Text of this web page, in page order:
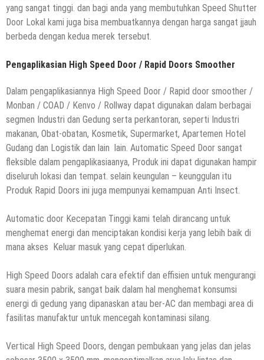
yang sangat tinggi. dan bagi anda yang membutuhkan Speed Shutter
Door Lokal kami juga bisa membuatkannya dengan harga sangat jjauh
berbeda dengan kedua merek tersebut.
Pengaplikasian High Speed Door / Rapid Doors Smoother
Dalam pengaplikasiannya High Speed Door / Rapid door smoother /
Monban / COAD / Kenvo / Rollway dapat digunakan dalam berbagai
segmen Industri dan Gedung serta perkantoran, seperti Industri
makanan, Obat-obatan, Kosmetik, Supermarket, Apartemen Hotel
Gudang dan Logistik dan lain lain. Automatic Speed Door sangat
fleksible dalam pengaplikasiaanya, Produk ini dapat digunakan hampir
diseluruh lokasi dan tempat. selain keungulan – keunggulan itu
Produk Rapid Doors ini juga mempunyai kemampuan Anti Insect.
Automatic door Kecepatan Tinggi kami telah dirancang untuk
menghemat energi dan menciptakan kondisi kerja yang lebih baik di
mana akses Keluar masuk yang cepat diperlukan.
High Speed ​​Doors adalah cara efektif dan effisien untuk mengurangi
suara mesin pabrik, sangat baik dalam hal menghemat konsumsi
energi di gedung yang dipanaskan atau ber-AC dan membagi area di
fasilitas manufaktur untuk mencegah kontaminasi silang.
Vertical High Speed ​​Doors, dengan pembukaan yang jelas dan jelas